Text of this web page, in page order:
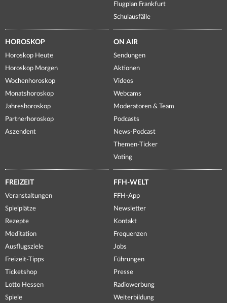
Flugplan Frankfurt
Schulausfälle
HOROSKOP
Horoskop Heute
Horoskop Morgen
Wochenhoroskop
Monatshoroskop
Jahreshoroskop
Partnerhoroskop
Aszendent
ON AIR
Sendungen
Aktionen
Videos
Webcams
Moderatoren & Team
Podcasts
News-Podcast
Themen-Ticker
Voting
FREIZEIT
Veranstaltungen
Spielplätze
Rezepte
Meditation
Ausflugsziele
Freizeit-Tipps
Ticketshop
Lotto Hessen
Spiele
FFH-WELT
FFH-App
Newsletter
Kontakt
Frequenzen
Jobs
Führungen
Presse
Radiowerbung
Weiterbildung